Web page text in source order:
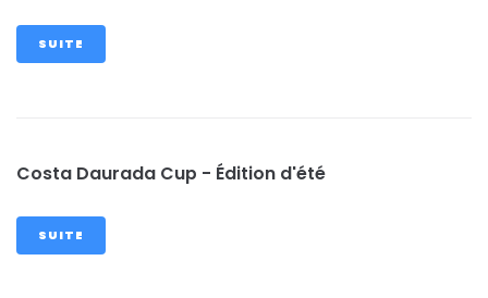
SUITE
Costa Daurada Cup - Édition d'été
SUITE